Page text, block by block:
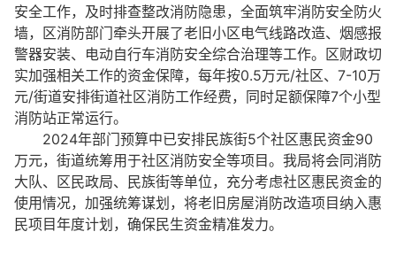
安全工作，及时排查整改消防隐患，全面筑牢消防安全防火
墙，区消防部门牵头开展了老旧小区电气线路改造、烟感报
警器安装、电动自行车消防安全综合治理等工作。区财政切
实加强相关工作的资金保障，每年按0.5万元/社区、7-10万
元/街道安排街道社区消防工作经费，同时足额保障7个小型
消防站正常运行。
2024年部门预算中已安排民族街5个社区惠民资金90
万元，街道统筹用于社区消防安全等项目。我局将会同消防
大队、区民政局、民族街等单位，充分考虑社区惠民资金的
使用情况，加强统筹谋划，将老旧房屋消防改造项目纳入惠
民项目年度计划，确保民生资金精准发力。